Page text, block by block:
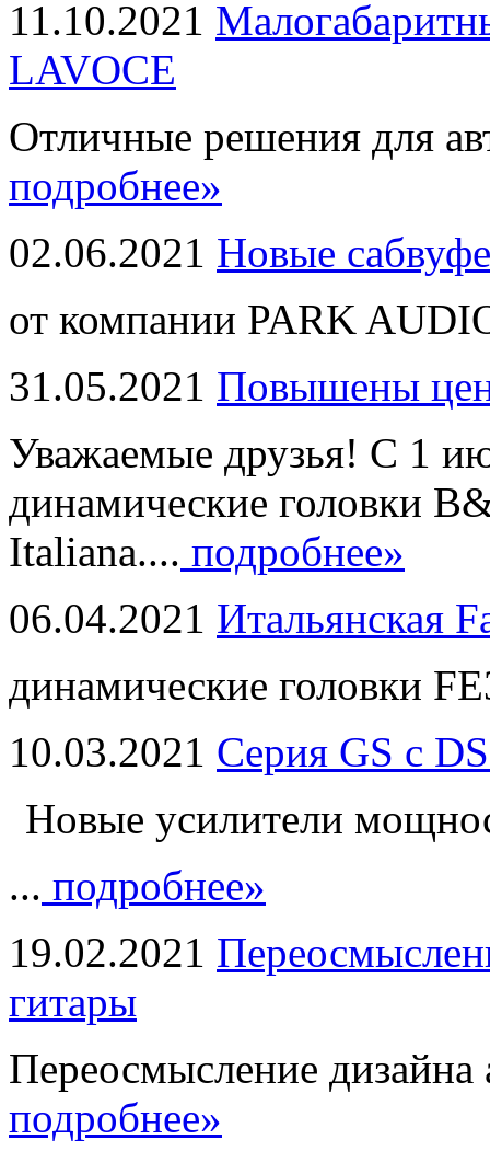
11.10.2021
LAVOCE
Отличные решения для
подробнее»
02.06.2021 Новые
от компании PARK
31.05.2021 Повышены
Уважаемые друзья! С 1
динамические головки
Italiana.... подробнее»
06.04.2021 Итальянская
динамические головки
10.03.2021 Серия GS с
Новые усилители
... подробнее»
19.02.2021
гитары
Переосмысление дизайна
подробнее»